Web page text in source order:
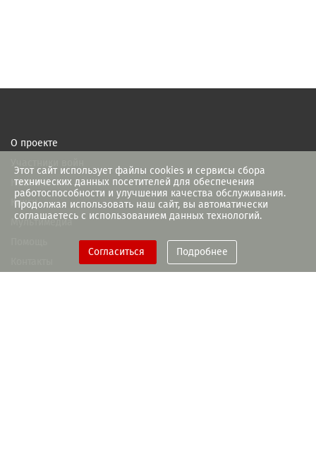
Этот сайт использует файлы cookies и сервисы сбора
технических данных посетителей для обеспечения
работоспособности и улучшения качества обслуживания.
Продолжая использовать наш сайт, вы автоматически
соглашаетесь с использованием данных технологий.
Согласиться Подробнее
О проекте
Новости
Книги
Мультимедиа